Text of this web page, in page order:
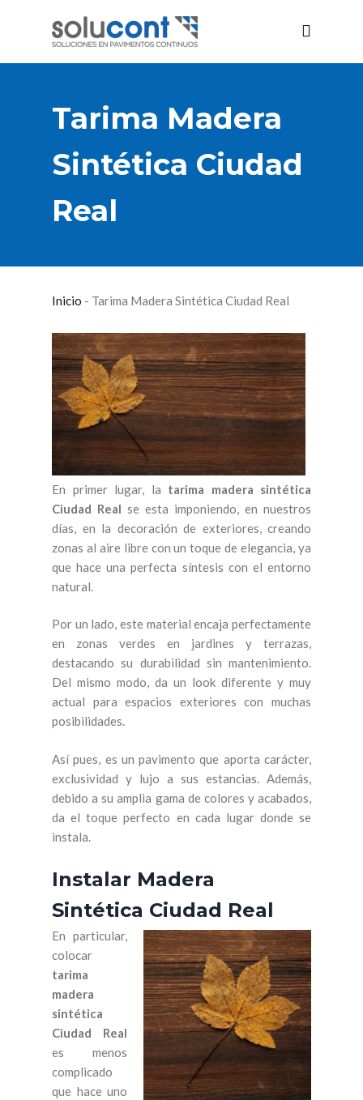
Tarima Madera
Sintética Ciudad
Real
Inicio - Tarima Madera Sintética Ciudad Real
En primer lugar, la tarima madera sintética
Ciudad Real se esta imponiendo, en nuestros
días, en la decoración de exteriores, creando
zonas al aire libre con un toque de elegancia, ya
que hace una perfecta síntesis con el entorno
natural.
Por un lado, este material encaja perfectamente
en zonas verdes en jardines y terrazas,
destacando su durabilidad sin mantenimiento.
Del mismo modo, da un look diferente y muy
actual para espacios exteriores con muchas
posibilidades.
Así pues, es un pavimento que aporta carácter,
exclusividad y lujo a sus estancias. Además,
debido a su amplia gama de colores y acabados,
da el toque perfecto en cada lugar donde se
instala.
Instalar Madera
Sintética Ciudad Real
En particular,
colocar
tarima
madera
sintética
Ciudad Real
es menos
complicado
que hace uno